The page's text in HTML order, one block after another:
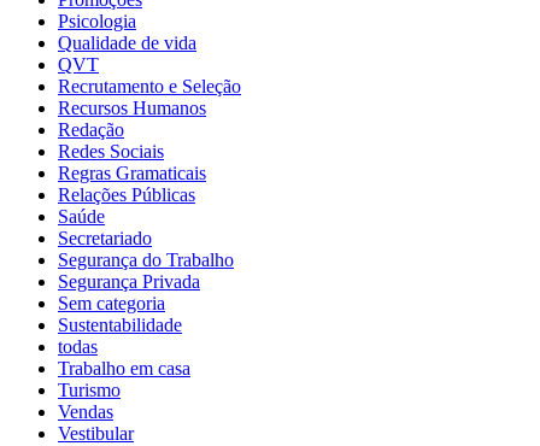
Psicologia
Qualidade de vida
QVT
Recrutamento e Seleção
Recursos Humanos
Redação
Redes Sociais
Regras Gramaticais
Relações Públicas
Saúde
Secretariado
Segurança do Trabalho
Segurança Privada
Sem categoria
Sustentabilidade
todas
Trabalho em casa
Turismo
Vendas
Vestibular